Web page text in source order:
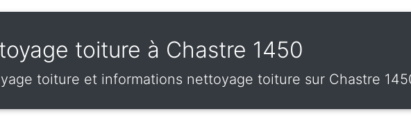
toiture à Chastre 1450
toiture et informations nettoyage toiture sur Chastre